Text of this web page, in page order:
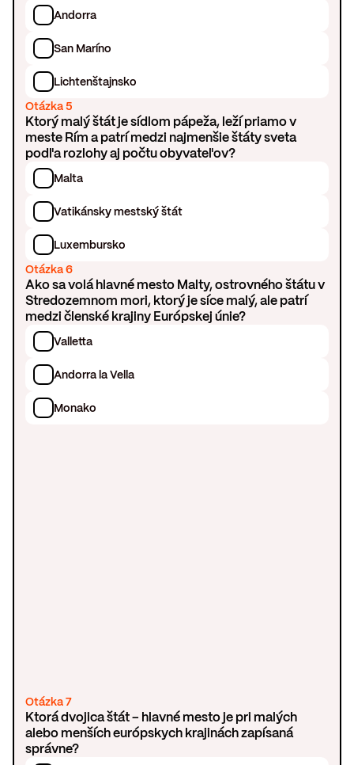
Andorra
San Maríno
Lichtenštajnsko
Otázka 5
Ktorý malý štát je sídlom pápeža, leží priamo v
meste Rím a patrí medzi najmenšie štáty sveta
podľa rozlohy aj počtu obyvateľov?
Malta
Vatikánsky mestský štát
Luxembursko
Otázka 6
Ako sa volá hlavné mesto Malty, ostrovného štátu v
Stredozemnom mori, ktorý je síce malý, ale patrí
medzi členské krajiny Európskej únie?
Valletta
Andorra la Vella
Monako
Otázka 7
Ktorá dvojica štát – hlavné mesto je pri malých
alebo menších európskych krajinách zapísaná
správne?